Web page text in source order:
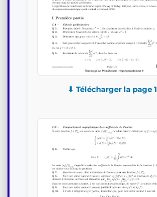
⬇ Télécharger la page 1